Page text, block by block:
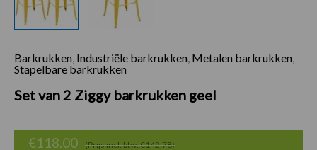
Barkrukken Industriële barkrukken Metalen barkrukken
Stapelbare barkrukken
Set van 2 Ziggy barkrukken geel
€118.00 (Prijs incl. btw: €142,78)
Oorspronkelijke
Huidige